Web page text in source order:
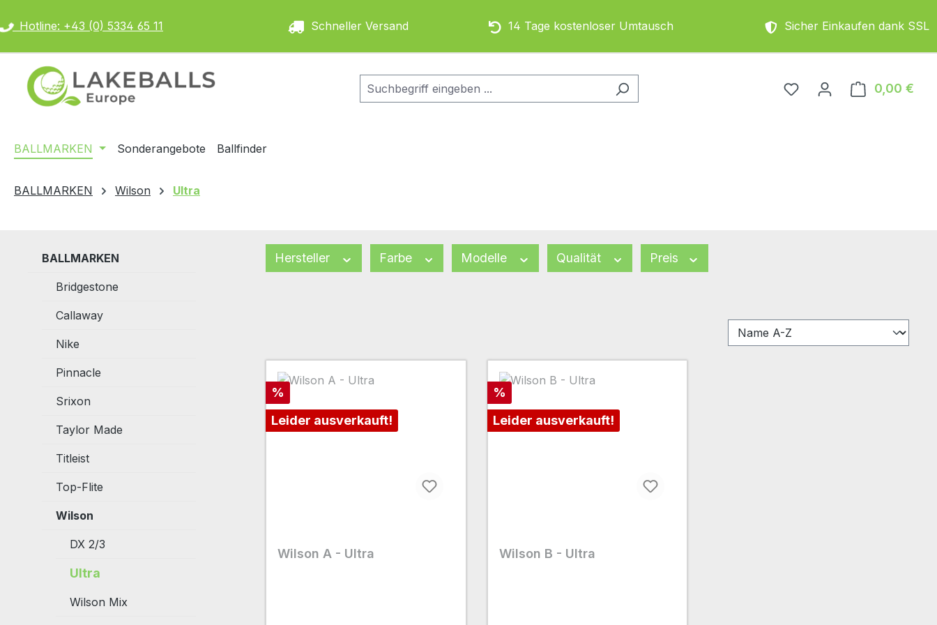
Hotline: +43 (0) 5334 65 11 Schneller Versand 14 Tage kostenloser Umtausch Sicher Einkaufen dank SSL
0,00 €
BALLMARKEN Sonderangebote Ballfinder
BALLMARKEN Wilson Ultra
BALLMARKEN
Bridgestone
Callaway
Nike
Pinnacle
Srixon
Taylor Made
Titleist
Top-Flite
Wilson
DX 2/3
Ultra
Wilson Mix
Hersteller Farbe Modelle Qualität Preis
Rabatt
%
Leider ausverkauft!
Wilson A - Ultra
Rabatt
%
Leider ausverkauft!
Wilson B - Ultra